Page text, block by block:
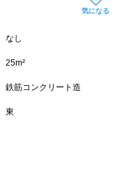
気になる
なし
25m²
鉄筋コンクリート造
東